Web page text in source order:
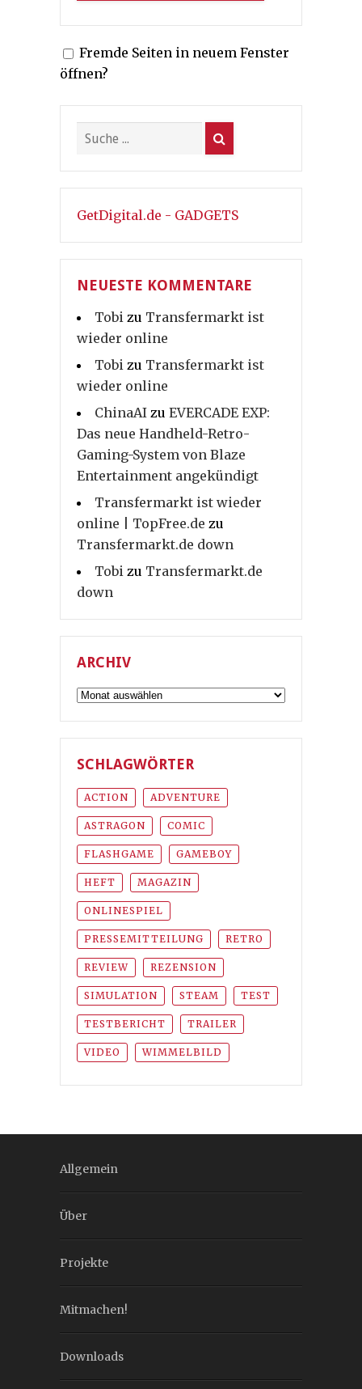
Fremde Seiten in neuem Fenster
öffnen?
GetDigital.de - GADGETS
NEUESTE KOMMENTARE
Tobi zu Transfermarkt ist
wieder online
Tobi zu Transfermarkt ist
wieder online
ChinaAI zu EVERCADE EXP:
Das neue Handheld-Retro-
Gaming-System von Blaze
Entertainment angekündigt
Transfermarkt ist wieder
online | TopFree.de zu
Transfermarkt.de down
Tobi zu Transfermarkt.de
down
ARCHIV
Archiv
SCHLAGWÖRTER
ACTION ADVENTURE
ASTRAGON COMIC
FLASHGAME GAMEBOY
HEFT MAGAZIN
ONLINESPIEL
PRESSEMITTEILUNG RETRO
REVIEW REZENSION
SIMULATION STEAM TEST
TESTBERICHT TRAILER
VIDEO WIMMELBILD
Allgemein
Über
Projekte
Mitmachen!
Downloads